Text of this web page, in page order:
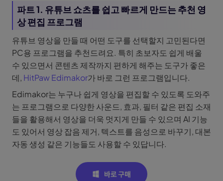
파트 1. 유튜브 쇼츠를 쉽고 빠르게 만드는 추천 영
상 편집 프로그램
유튜브 영상을 만들 때 어떤 도구를 선택할지 고민된다면
PC용 프로그램을 추천드려요. 특히 초보자도 쉽게 배울
수 있으면서 콘텐츠 제작까지 편하게 해주는 도구가 좋은
데, HitPaw Edimakor가 바로 그런 프로그램입니다.
Edimakor는 누구나 쉽게 영상을 편집할 수 있도록 도와주
는 프로그램으로 다양한 사운드, 효과, 필터 같은 편집 소재
들을 활용해서 영상을 더욱 멋지게 만들 수 있으며 AI 기능
도 있어서 영상 잡음 제거, 텍스트를 음성으로 바꾸기, 대본
자동 생성 같은 기능들도 사용할 수 있답니다.